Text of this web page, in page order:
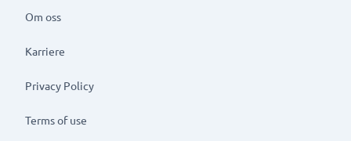
Om oss
Karriere
Privacy Policy
Terms of use